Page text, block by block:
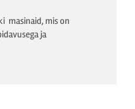
masinaid, mis on
ja